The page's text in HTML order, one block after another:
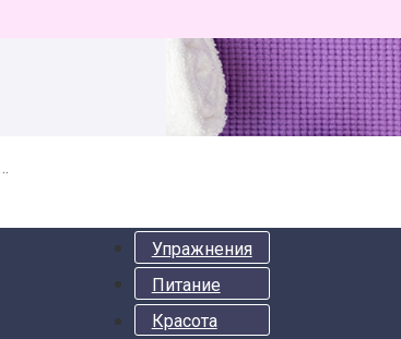
Упражнения
Питание
Красота